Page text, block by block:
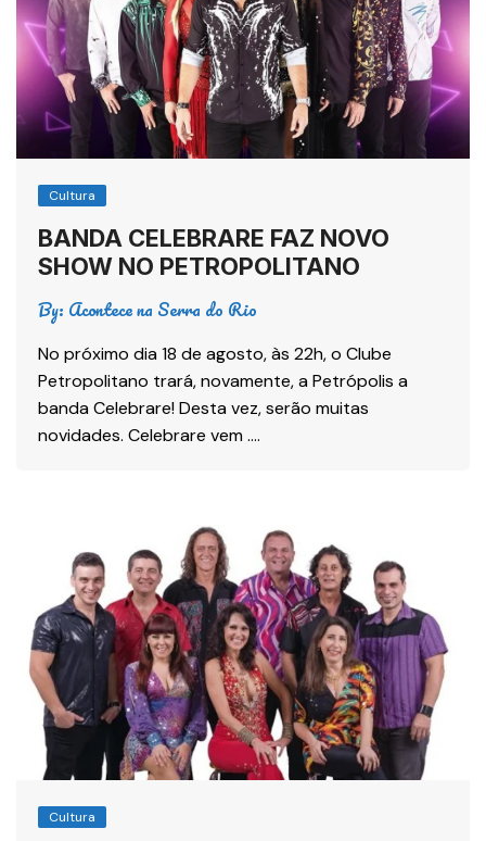
Cultura
BANDA CELEBRARE FAZ NOVO
SHOW NO PETROPOLITANO
By: Acontece na Serra do Rio
No próximo dia 18 de agosto, às 22h, o Clube
Petropolitano trará, novamente, a Petrópolis a
banda Celebrare! Desta vez, serão muitas
novidades. Celebrare vem ….
Cultura